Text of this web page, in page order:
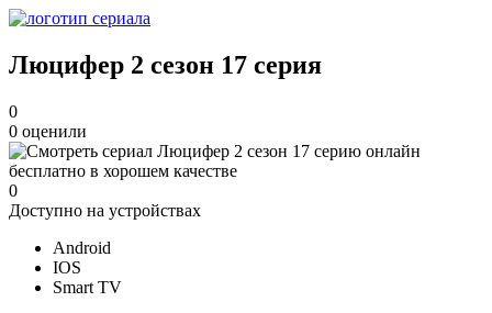
Люцифер 2 cезон 17 cерия
0
0 оценили
0
Доступно на устройствах
Android
IOS
Smart TV